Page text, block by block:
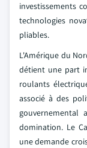
investissements
technologies
pliables.
L'Amérique du
détient une part
roulants
associé à des
domination. Le
une demande